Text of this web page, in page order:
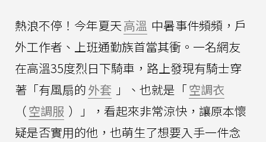
熱浪不停！今年夏天高溫 中暑事件頻頻，戶
外工作者、上班通勤族首當其衝。一名網友
在高溫35度烈日下騎車，路上發現有騎士穿
著「有風扇的外套 」、也就是「空調衣
（空調服 ）」，看起來非常涼快，讓原本懷
疑是否實用的他，也萌生了想要入手一件念